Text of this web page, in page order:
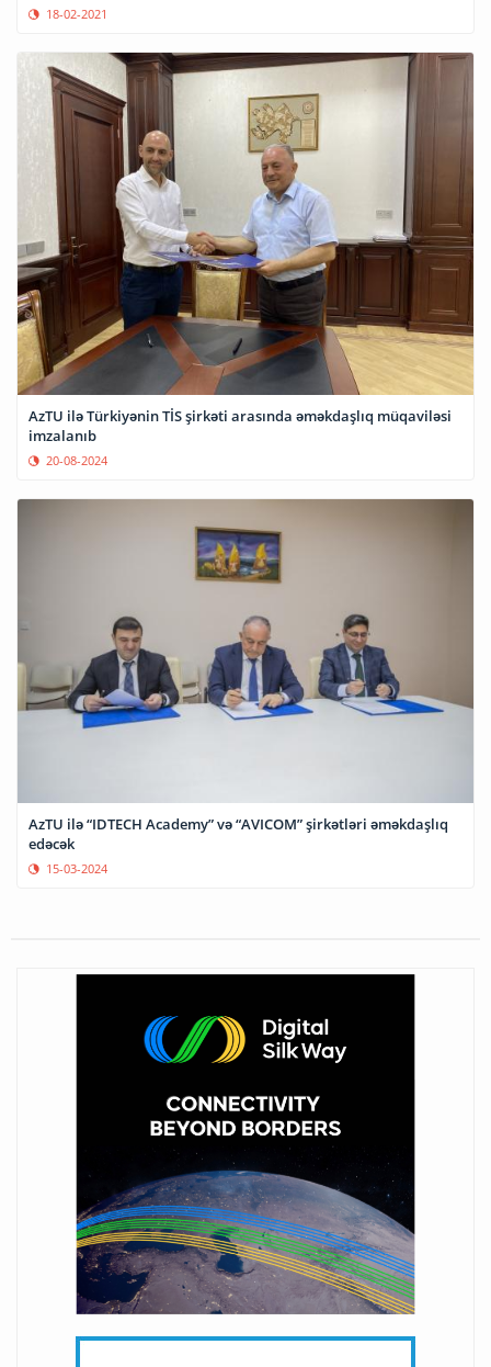
18-02-2021
AzTU ilə Türkiyənin TİS şirkəti arasında əməkdaşlıq müqaviləsi
imzalanıb
20-08-2024
AzTU ilə “IDTECH Academy” və “AVICOM” şirkətləri əməkdaşlıq
edəcək
15-03-2024